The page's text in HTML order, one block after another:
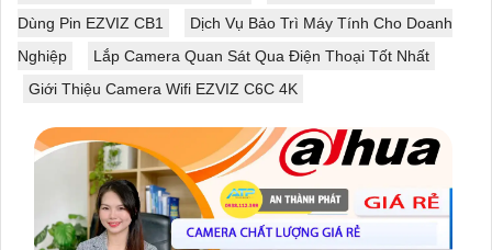
Dùng Pin EZVIZ CB1
Dịch Vụ Bảo Trì Máy Tính Cho Doanh
Nghiệp
Lắp Camera Quan Sát Qua Điện Thoại Tốt Nhất
Giới Thiệu Camera Wifi EZVIZ C6C 4K